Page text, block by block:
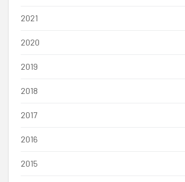
2021
2020
2019
2018
2017
2016
2015